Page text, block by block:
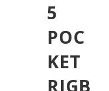
5
POC
KET
RIGB